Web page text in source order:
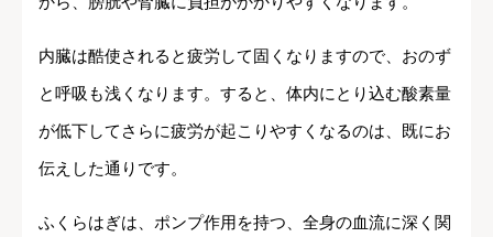
内臓は酷使されると疲労して固くなりますので、おのず
と呼吸も浅くなります。すると、体内にとり込む酸素量
が低下してさらに疲労が起こりやすくなるのは、既にお
伝えした通りです。
ふくらはぎは、ポンプ作用を持つ、全身の血流に深く関